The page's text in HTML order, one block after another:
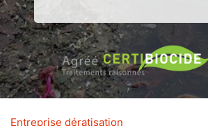
Entreprise dératisation